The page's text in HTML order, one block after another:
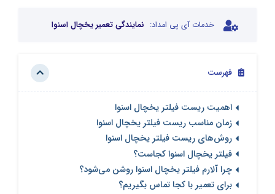
خدمات آی پی امداد: نمایندگی تعمیر یخچال اسنوا
فهرست
اهمیت ریست فیلتر یخچال اسنوا
زمان مناسب ریست فیلتر یخچال اسنوا
روش‌های ریست فیلتر یخچال اسنوا
فیلتر یخچال اسنوا کجاست؟
چرا آلارم فیلتر یخچال اسنوا روشن می‌شود؟
برای تعمیر با کجا تماس بگیریم؟